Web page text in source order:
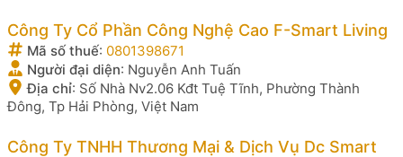
Công Ty Cổ Phần Công Nghệ Cao F-Smart Living
Mã số thuế: 0801398671
Người đại diện: Nguyễn Anh Tuấn
Địa chỉ: Số Nhà Nv2.06 Kđt Tuệ Tĩnh, Phường Thành
Đông, Tp Hải Phòng, Việt Nam
Công Ty TNHH Thương Mại & Dịch Vụ Dc Smart